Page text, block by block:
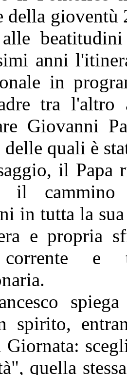
della gioventù
anni
in
tra l'altro
Giovanni
quali è
il Papa
il
in tutta la
e propria
e
spirito,
Giornata:
quella